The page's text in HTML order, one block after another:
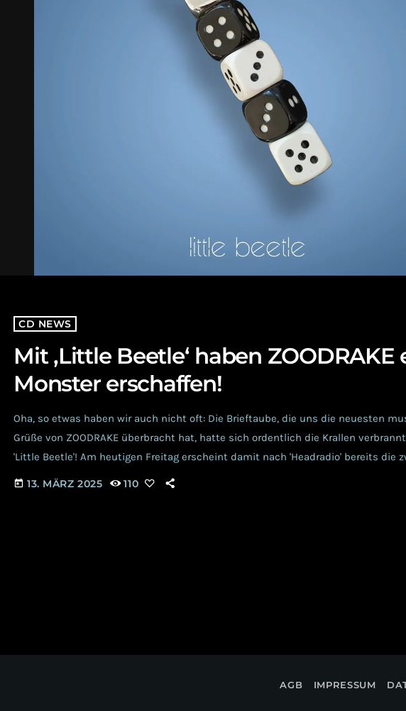
CD NEWS
Mit ‚Little Beetle‘ haben ZOODRAKE
Monster erschaffen!
Oha, so etwas haben wir auch nicht oft: Die Brieftaube, die uns die neuesten
Grüße von ZOODRAKE überbracht hat, hatte sich ordentlich die Krallen
'Little Beetle'! Am heutigen Freitag erscheint damit nach 'Headradio' bereits die
zum im Herbst zu erwartenden Albums. Und wie schon etwas überspitzt
today 13. MÄRZ 2025 110
AGB IMPRESSUM